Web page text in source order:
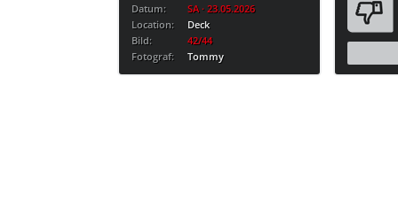
Datum:
SA · 23.05.2026
Location:
Deck
Bild:
42/44
Fotograf:
Tommy